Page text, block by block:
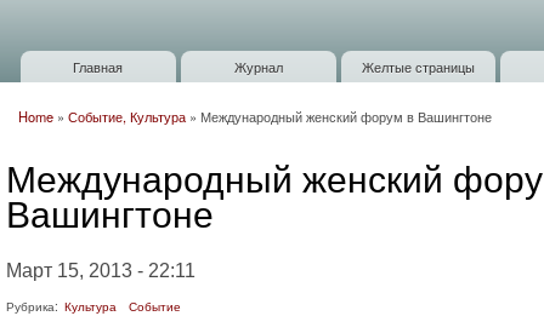
Главное меню
Главная Журнал Желтые страницы
Home » Событие, Культура » Международный женский форум в Вашингтоне
Международный женский
Вашингтоне
Март 15, 2013 - 22:11
Рубрика: Культура Событие